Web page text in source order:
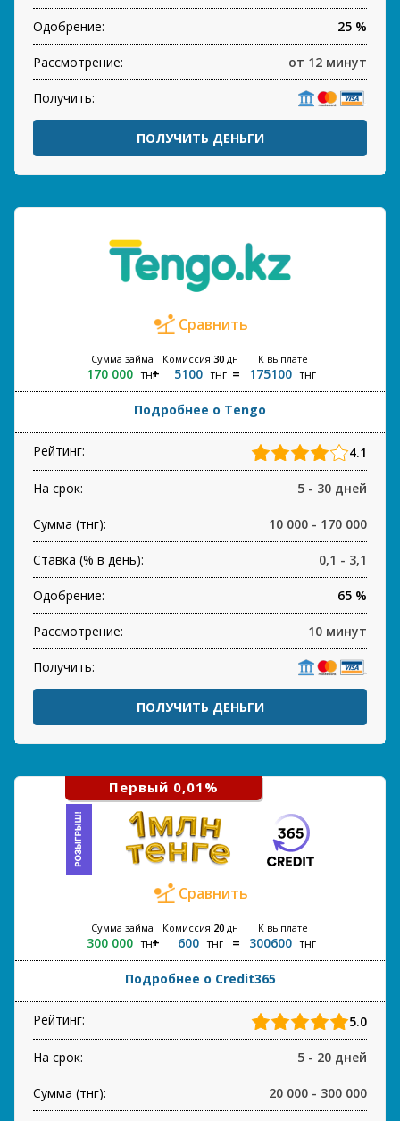
Одобрение: 25 %
Рассмотрение: от 12 минут
Получить:
ПОЛУЧИТЬ ДЕНЬГИ
Сравнить
Сумма займа
170 000 тнг
Комиссия 30дн
5100 тнг
К выплате
175100 тнг
Подробнее о Tengo
Рейтинг: 4.1
На срок: 5 - 30 дней
Сумма (тнг): 10 000 - 170 000
Ставка (% в день): 0,1 - 3,1
Одобрение: 65 %
Рассмотрение: 10 минут
Получить:
ПОЛУЧИТЬ ДЕНЬГИ
Первый 0,01%
Сравнить
Сумма займа
300 000 тнг
Комиссия 20дн
600 тнг
К выплате
300600 тнг
Подробнее о Credit365
Рейтинг: 5.0
На срок: 5 - 20 дней
Сумма (тнг): 20 000 - 300 000